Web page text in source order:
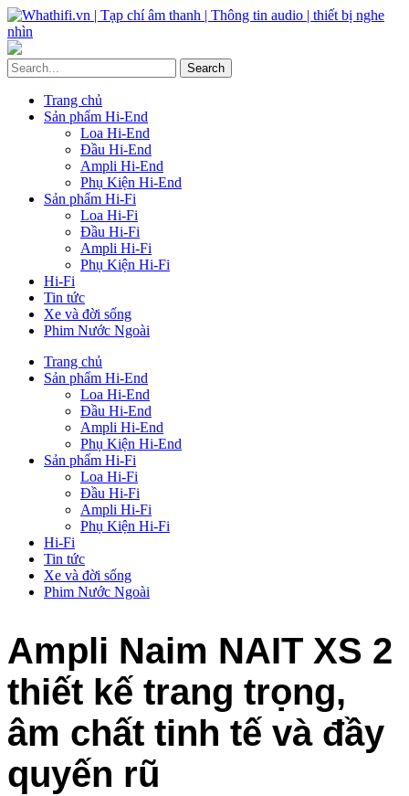
Trang chủ
Sản phẩm Hi-End
Loa Hi-End
Đầu Hi-End
Ampli Hi-End
Phụ Kiện Hi-End
Sản phẩm Hi-Fi
Loa Hi-Fi
Đầu Hi-Fi
Ampli Hi-Fi
Phụ Kiện Hi-Fi
Hi-Fi
Tin tức
Xe và đời sống
Phim Nước Ngoài
Trang chủ
Sản phẩm Hi-End
Loa Hi-End
Đầu Hi-End
Ampli Hi-End
Phụ Kiện Hi-End
Sản phẩm Hi-Fi
Loa Hi-Fi
Đầu Hi-Fi
Ampli Hi-Fi
Phụ Kiện Hi-Fi
Hi-Fi
Tin tức
Xe và đời sống
Phim Nước Ngoài
Ampli Naim NAIT XS 2
thiết kế trang trọng,
âm chất tinh tế và đầy
quyến rũ